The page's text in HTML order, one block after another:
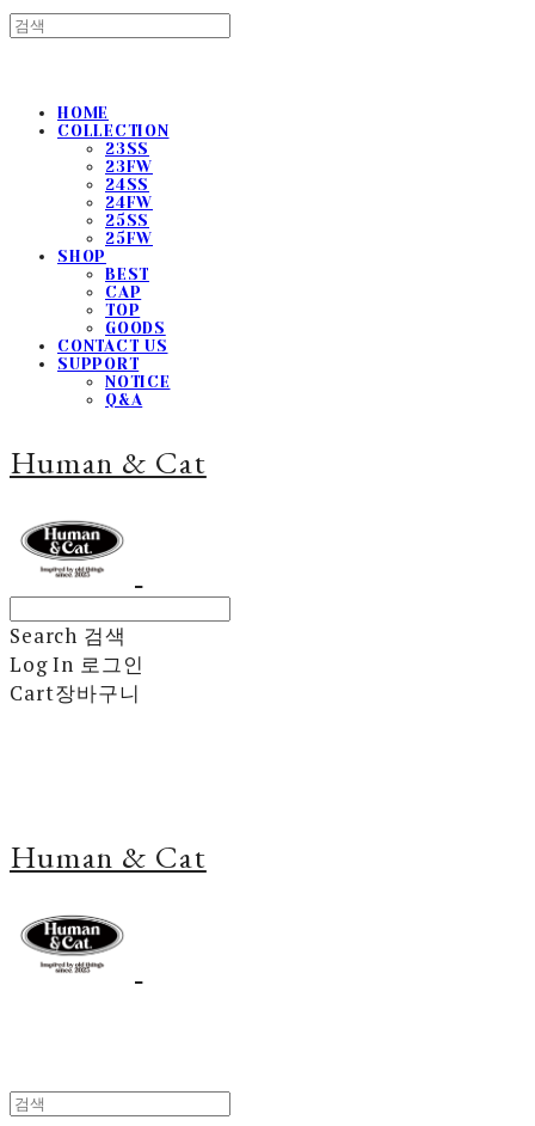
HOME
COLLECTION
23SS
23FW
24SS
24FW
25SS
25FW
SHOP
BEST
CAP
TOP
GOODS
CONTACT US
SUPPORT
NOTICE
Q&A
Human & Cat
Search 검색
Log In 로그인
Cart장바구니
Human & Cat